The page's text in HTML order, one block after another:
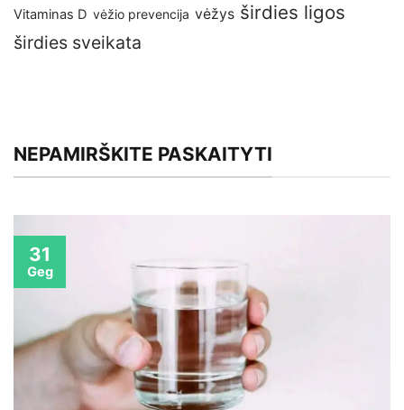
Vitaminas D vėžio prevencija vėžys širdies ligos
širdies sveikata
NEPAMIRŠKITE PASKAITYTI
31
Geg